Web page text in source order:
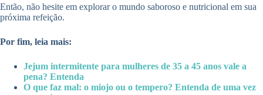
Então, não hesite em explorar o mundo saboroso e nutricional em sua
próxima refeição.
Por fim, leia mais:
Jejum intermitente para mulheres de 35 a 45 anos vale a
pena? Entenda
O que faz mal: o miojo ou o tempero? Entenda de uma vez